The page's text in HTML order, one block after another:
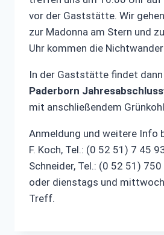
vor der Gaststätte. Wir
zur Madonna am Stern und
Uhr kommen die
In der Gaststätte findet
Paderborn
mit anschließendem
Anmeldung und weitere Info
F. Koch, Tel.: (0 52 51) 7 45
Schneider, Tel.: (0 52 51)
oder dienstags und
Treff.